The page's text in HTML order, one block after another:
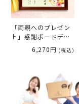
「両親へのプレゼン
ト」感謝ボードデザ
インコレクション
「まりもみじ」／メ
6,270円 (税込)